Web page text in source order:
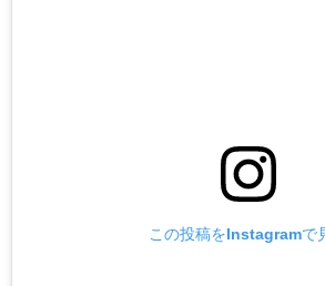
この投稿をInstagramで